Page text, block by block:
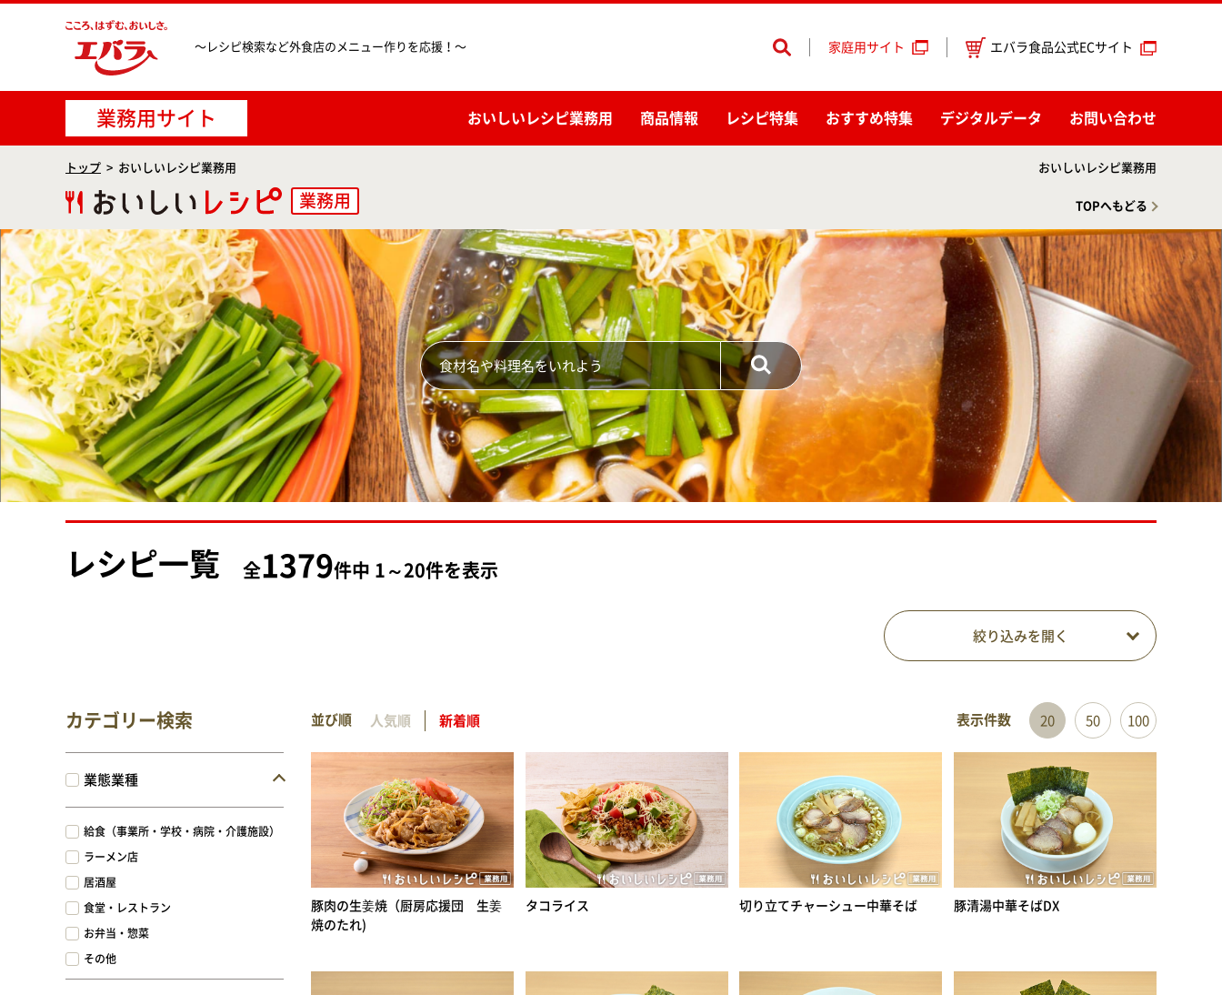
〜レシピ検索など外食店のメニュー作りを応援！〜
業務用サイト おいしいレシピ業務用 商品情報 レシピ特集 おすすめ特集 デジタルデータ お問い合わせ
家庭用サイト エバラ食品公式ECサイト
トップ おいしいレシピ業務用 おいしいレシピ業務用
業務用 TOPへもどる
レシピ一覧 全1379件中 1～20件を表示
絞り込みを開く
カテゴリー検索
業態業種
給食（事業所・学校・病院・介護施設）
ラーメン店
居酒屋
食堂・レストラン
お弁当・惣菜
その他
並び順 人気順 新着順 表示件数 20 50 100
豚肉の生姜焼（厨房応援団 生姜
焼のたれ)
タコライス 切り立てチャーシュー中華そば 豚清湯中華そばDX